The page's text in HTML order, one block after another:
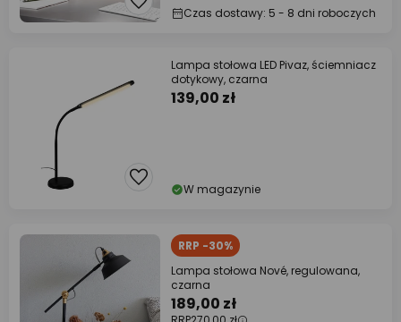
Czas dostawy: 5 - 8 dni roboczych
Lampa stołowa LED Pivaz, ściemniacz
dotykowy, czarna
139,00 zł
W magazynie
RRP -30%
Lampa stołowa Nové, regulowana,
czarna
189,00 zł